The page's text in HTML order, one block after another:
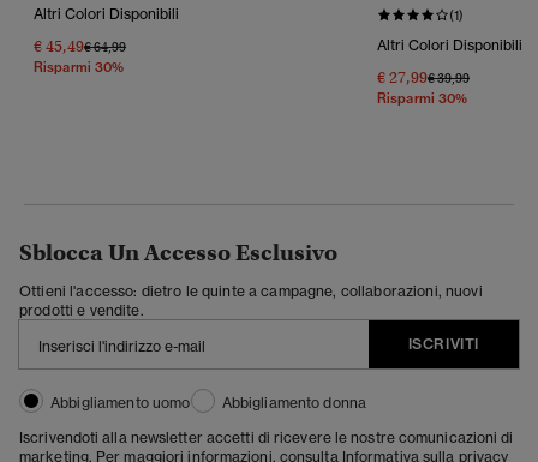
Altri Colori Disponibili
€ 45,49Prezzo Ridotto Da
€ 64,99A
Risparmi 30%
(1)
Altri Colori Disponibili
€ 27,99Prezzo Ridotto Da
€ 39,99A
Risparmi 30%
Sblocca Un Accesso Esclusivo
Ottieni l'accesso: dietro le quinte a campagne, collaborazioni, nuovi
prodotti e vendite.
ISCRIVITI
Abbigliamento uomo
Abbigliamento donna
Iscrivendoti alla newsletter accetti di ricevere le nostre comunicazioni di
marketing. Per maggiori informazioni, consulta Informativa sulla privacy